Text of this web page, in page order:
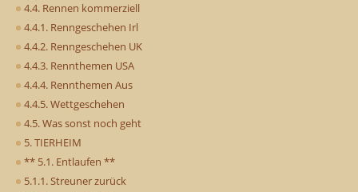
4.4. Rennen kommerziell
4.4.1. Renngeschehen Irl
4.4.2. Renngeschehen UK
4.4.3. Rennthemen USA
4.4.4. Rennthemen Aus
4.4.5. Wettgeschehen
4.5. Was sonst noch geht
5. TIERHEIM
** 5.1. Entlaufen **
5.1.1. Streuner zurück